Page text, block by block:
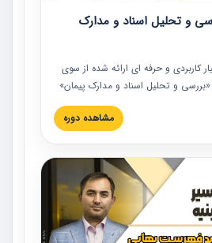
و تحلیل اسناد و مدارک
کاربردی و حرفه‏ ای ارائه شده از سوی
«بررسی و تحلیل اسناد و مدارک پیمان»
شریف ارائه شد. در این آموزش
و مدارک پیمان، اولویت بندی اسناد
عملی در این خصوص ارائه شده است.
مشاهده دوره